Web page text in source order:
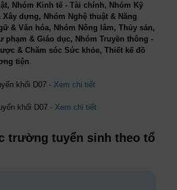
Nhóm Kinh tế - Tài chính, Nhóm Kỹ
dựng, Nhóm Nghệ thuật & Năng
& Văn hóa, Nhóm Nông lâm, Thủy sản,
phạm & Giáo dục, Nhóm Truyền thông -
& Chăm sóc Sức khỏe, Thiết kế đồ
tiện.
khối D07 - Xem chi tiết
khối D07 - Xem chi tiết
trường tuyển sinh theo tổ